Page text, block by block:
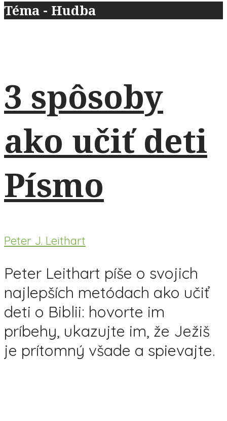
Téma - Hudba
3 spôsoby
ako učiť deti
Písmo
Peter J. Leithart
Peter Leithart píše o svojich
najlepších metódach ako učiť
deti o Biblii: hovorte im
príbehy, ukazujte im, že Ježiš
je prítomný všade a spievajte.